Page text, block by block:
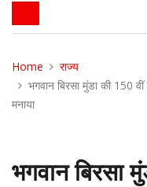
Home
राज्य
भगवान बिरसा मुंडा की 150
मनाया
भगवान बिरसा